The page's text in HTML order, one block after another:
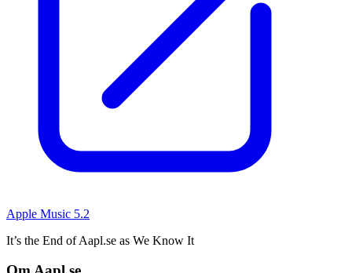
Apple Music 5.2
It’s the End of Aapl.se as We Know It